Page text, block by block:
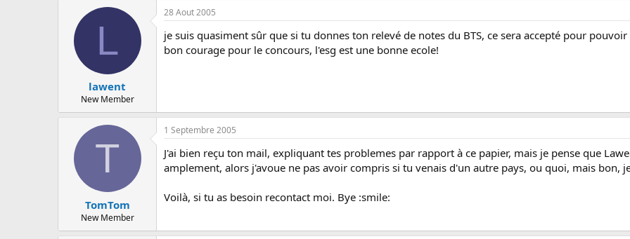
L
lawent
New Member
28 Aout 2005
je suis quasiment sûr que si tu donnes ton relevé de notes du BTS, ce sera accepté pour
bon courage pour le concours, l'esg est une bonne ecole!
T
TomTom
New Member
1 Septembre 2005
J'ai bien reçu ton mail, expliquant tes problemes par rapport à ce papier, mais je pense que
amplement, alors j'avoue ne pas avoir compris si tu venais d'un autre pays, ou quoi, mais bon,
Voilà, si tu as besoin recontact moi. Bye :smile: